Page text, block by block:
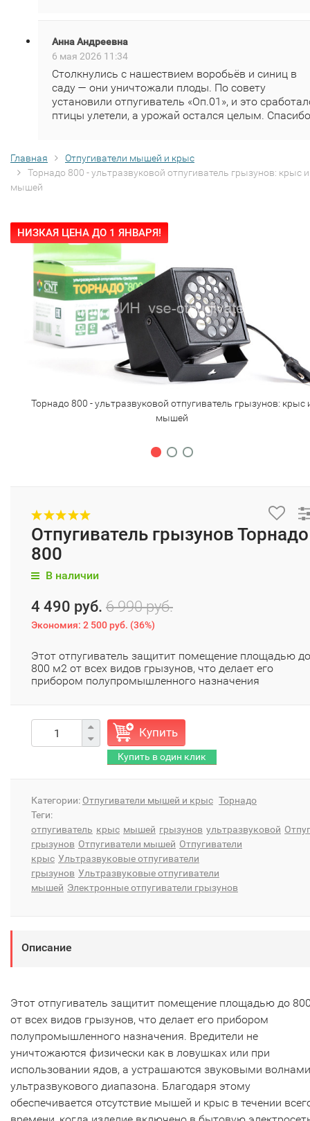
Анна Андреевна
6 мая 2026 11:34
Столкнулись с нашествием воробьёв и синиц в
саду — они уничтожали плоды. По совету
установили отпугиватель «Оп.01», и это
птицы улетели, а урожай остался целым.
Главная
Отпугиватели мышей и крыс
Торнадо 800 - ультразвуковой отпугиватель грызунов: крыс и
мышей
НИЗКАЯ ЦЕНА ДО 1 ЯНВАРЯ!
Торнадо 800 - ультразвуковой отпугиватель грызунов: крыс
мышей
Отпугиватель грызунов Торнадо
800
В наличии
4 490 руб. 6 990 руб.
Экономия: 2 500 руб. (36%)
​Этот отпугиватель защитит помещение площадью до
800 м2 от всех видов грызунов, что делает его
прибором полупромышленного назначения
Купить
Категории: Отпугиватели мышей и крыс Торнадо
Теги:
отпугиватель крыс мышей грызунов ультразвуковой
грызунов Отпугиватели мышей Отпугиватели
крыс Ультразвуковые отпугиватели
грызунов Ультразвуковые отпугиватели
мышей Электронные отпугиватели грызунов
Описание
Этот отпугиватель защитит помещение площадью до
от всех видов грызунов, что делает его прибором
полупромышленного назначения. Вредители не
уничтожаются физически как в ловушках или при
использовании ядов, а устрашаются звуковыми волнами
ультразвукового диапазона. Благодаря этому
обеспечивается отсутствие мышей и крыс в течении